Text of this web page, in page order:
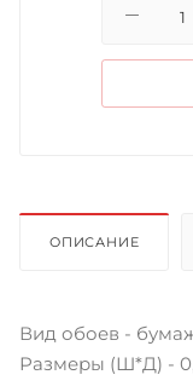
ОПИСАНИЕ
Вид обоев -
Размеры (Ш*Д) -